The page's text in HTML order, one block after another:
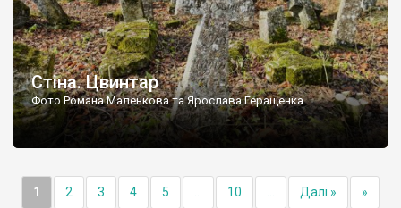
Стіна. Цвинтар
Фото Романа Маленкова та Ярослава Геращенка
1 2 3 4 5 10 Далі » »